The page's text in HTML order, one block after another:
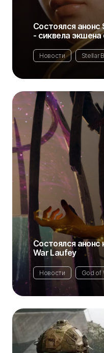
Состоялся анонс
- сиквела экшена
Новости Stellar
Состоялся анонс
War Laufey
Новости God of